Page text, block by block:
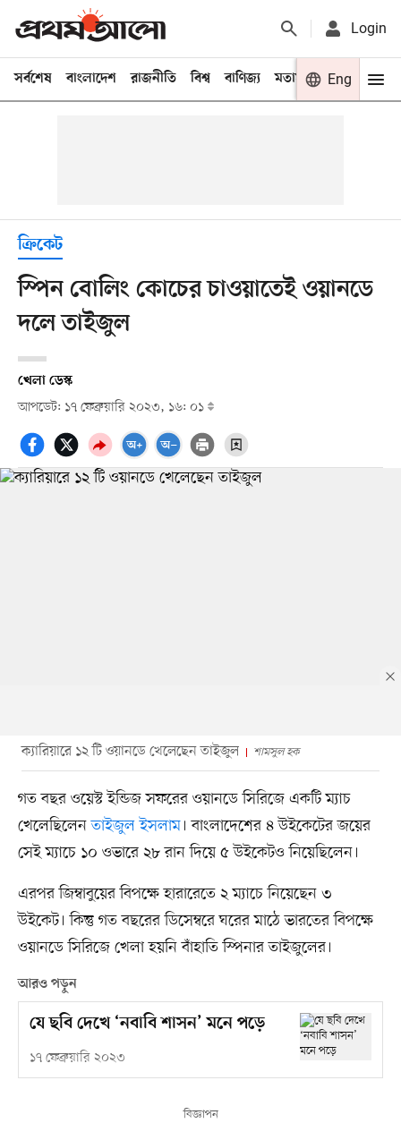
Login
সর্বশেষ বাংলাদেশ রাজনীতি বিশ্ব বাণিজ্য মতামত খেলা
Eng
ক্রিকেট
স্পিন বোলিং কোচের চাওয়াতেই ওয়ানডে
দলে তাইজুল
খেলা ডেস্ক
আপডেট: ১৭ ফেব্রুয়ারি ২০২৩, ১৬: ০১
ক্যারিয়ারে ১২ টি ওয়ানডে খেলেছেন তাইজুল শামসুল হক
গত বছর ওয়েস্ট ইন্ডিজ সফরের ওয়ানডে সিরিজে একটি ম্যাচ
খেলেছিলেনতাইজুল ইসলাম। বাংলাদেশের ৪ উইকেটের জয়ের
সেই ম্যাচে ১০ ওভারে ২৮ রান দিয়ে ৫ উইকেটও নিয়েছিলেন।
এরপর জিম্বাবুয়ের বিপক্ষে হারারেতে ২ ম্যাচে নিয়েছেন ৩
উইকেট। কিন্তু গত বছরের ডিসেম্বরে ঘরের মাঠে ভারতের বিপক্ষে
ওয়ানডে সিরিজে খেলা হয়নি বাঁহাতি স্পিনার তাইজুলের।
আরও পড়ুন
যে ছবি দেখে ‘নবাবি শাসন’ মনে পড়ে
১৭ ফেব্রুয়ারি ২০২৩